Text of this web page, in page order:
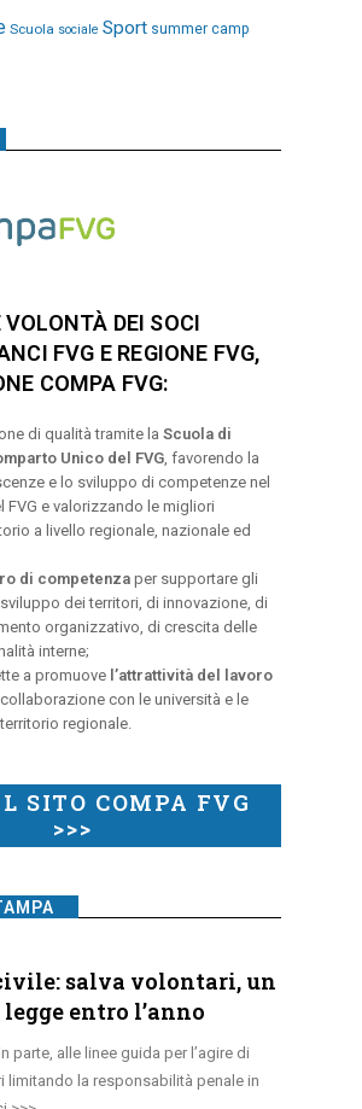
Scuola sociale Sport summer camp
VOLONTÀ DEI SOCI
FVG E REGIONE FVG,
COMPA FVG:
di qualità tramite la Scuola di
Unico del FVG, favorendo la
e lo sviluppo di competenze nel
FVG e valorizzando le migliori
a livello regionale, nazionale ed
di competenzaper supportare gli
dei territori, di innovazione, di
organizzativo, di crescita delle
interne;
a promuove l’attrattività del lavoro
con le università e le
regionale.
SITO COMPA FVG
>>>
salva volontari, un
entro l’anno
parte, alle linee guida per l’agire di
limitando la responsabilità penale in